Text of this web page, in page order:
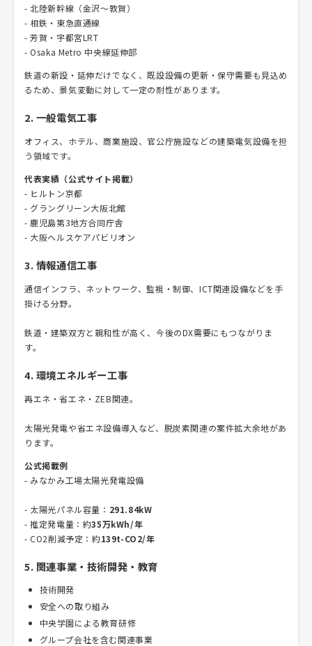
- 北陸新幹線（金沢～敦賀）
- 相鉄・東急直通線
- 芳賀・宇都宮LRT
- Osaka Metro 中央線延伸部
鉄道の新設・延伸だけでなく、既設設備の更新・保守需要も見込め
るため、景気変動に対して一定の耐性があります。
2. 一般電気工事
オフィス、ホテル、商業施設、官公庁施設などの建築電気設備を担
う領域です。
代表実績（公式サイト掲載）
- ヒルトン京都
- グラングリーン大阪北館
- 鹿児島第3地方合同庁舎
- 大阪ヘルスケアパビリオン
3. 情報通信工事
通信インフラ、ネットワーク、監視・制御、ICT関連設備などを手
掛ける分野。
鉄道・建築双方と親和性が高く、今後のDX需要にもつながりま
す。
4. 環境エネルギー工事
再エネ・省エネ・ZEB関連。
太陽光発電や省エネ設備導入など、脱炭素関連の案件拡大余地があ
ります。
公式掲載例
- みなかみ工場太陽光発電設備
- 太陽光パネル容量： 291.84kW
- 推定発電量：約35万kWh/年
- CO2削減予定：約139t-CO2/年
5. 関連事業・技術開発・教育
技術開発
安全への取り組み
中央学園による教育研修
グループ会社を含む関連事業